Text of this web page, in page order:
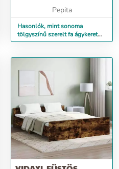
Pepita
Hasonlók, mint sonoma
tölgyszínű szerelt fa ágykeret
180 x 200 cm (832016)